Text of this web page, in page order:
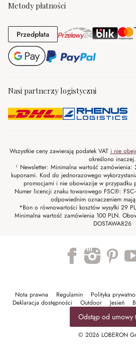
Metody płatności
PrzedpłataPrzedpłata
Nasi partnerzy logistyczni
Wszystkie ceny zawierają podatek VAT i nie
określono inaczej.
¹ Newsletter: Minimalna wartość zamówienia:
kuponami. Kod do jednorazowego
promocjami i nie obowiazije w przypadku
Numer licencji znaku towarowego FSC®:
odpowiednim oznaczeniem
*Bon o równowartości kosztów wysyłki 29
Minimalna wartość zamówienia 100 PLN.
DOSTAWA826
Nota prawna Regulamin Polityka
Deklaracja dostępności
Outdoor Jesień
Odstąp od umowy
© 2026 LOBERON